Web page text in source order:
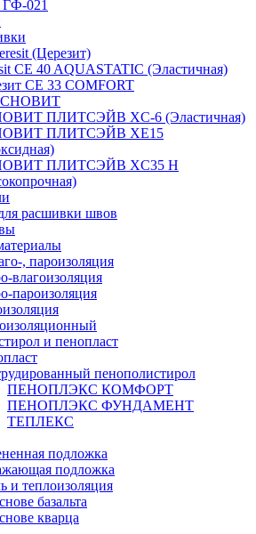
ГФ-021
(Церезит)
CE 40 AQUASTATIC (Эластичная)
CE 33 COMFORT
ПЛИТСЭЙВ XC-6 (Эластичная)
ПЛИТСЭЙВ XЕ15
ПЛИТСЭЙВ XС35 Н
расшивки швов
, пароизоляция
влагоизоляция
пароизоляция
и пенопласт
пенополистирол
ПЕНОПЛЭКС КОМФОРТ
ПЕНОПЛЭКС ФУНДАМЕНТ
ТЕПЛЕКС
подложка
подложка
и теплоизоляция
базальта
кварца